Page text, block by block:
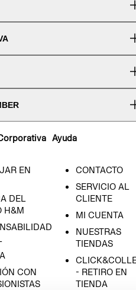
EN
DEL
H&M
CON
Ayuda
CONTACTO
SERVICIO AL
CLIENTE
MI CUENTA
NUESTRAS
TIENDAS
- RETIRO EN
TIENDA